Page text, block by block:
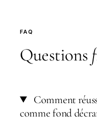
FAQ
Questions
Comment
comme fond